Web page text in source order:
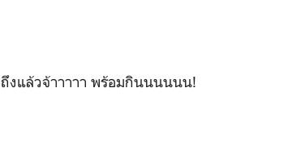
ถึงแล้วจ้าาาาา พร้อมกินนนนนน!